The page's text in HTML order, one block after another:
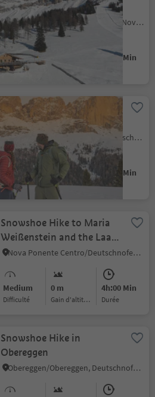
Messnerjoch mountain
hut
Carezza/Karersee, Welschnofen/Nova Levante, Dolomites Region Eggental
Easy
Difficulté Gain d'altitude
1h:13 Min
Snowshoe hike to the Frin
meadows at Karersee |
Carezza
Nova Levante/Welschnofen, Welschnofen/Nova Levante, Dolomites Region Eggental
Easy
Difficulté
330 m
Gain d'altitude
2h:31 Min
Snowshoe Hike to Maria
Weißenstein and the Laab
hut
Nova Ponente Centro/Deutschnofen Dorf, Deutschnofen/Nova Ponente, Dolomites Region Eggental
Medium
Difficulté
0 m
Gain d'altitude
4h:00 Min
durée
Snowshoe Hike in
Obereggen
Obereggen/Obereggen, Deutschnofen/Nova Ponente, Dolomites Region Eggental